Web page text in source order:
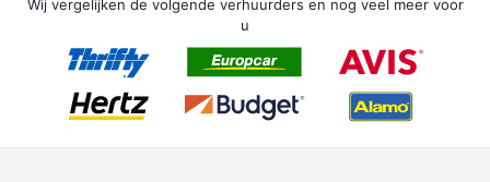
Wij vergelijken de volgende verhuurders en nog veel meer voor
u